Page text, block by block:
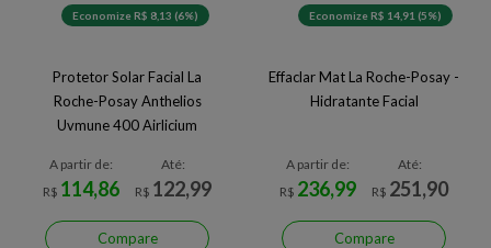
Economize R$ 8,13 (6%)
Protetor Solar Facial La
Roche-Posay Anthelios
Uvmune 400 Airlicium
A partir de:
R$ 114,86
Até:
R$ 122,99
Compare
Economize R$ 14,91 (5%)
Effaclar Mat La Roche-Posay -
Hidratante Facial
A partir de:
R$ 236,99
Até:
R$ 251,90
Compare